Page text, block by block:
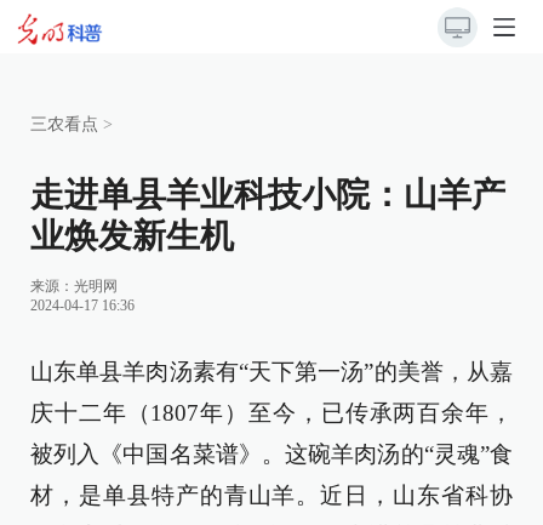
三农看点 >
走进单县羊业科技小院：山羊产
业焕发新生机
来源： 光明网
2024-04-17 16:36
山东单县羊肉汤素有“天下第一汤”的美誉，从嘉
庆十二年（1807年）至今，已传承两百余年，
被列入《中国名菜谱》。这碗羊肉汤的“灵魂”食
材，是单县特产的青山羊。近日，山东省科协